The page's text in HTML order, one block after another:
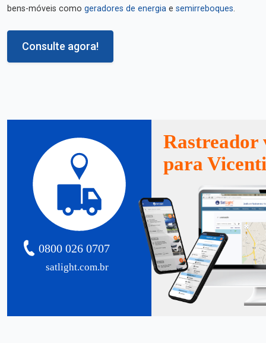
bens-móveis como geradores de energia e semirreboques.
Consulte agora!
satlight.com.br
0800 026 0707
Rastreador
para